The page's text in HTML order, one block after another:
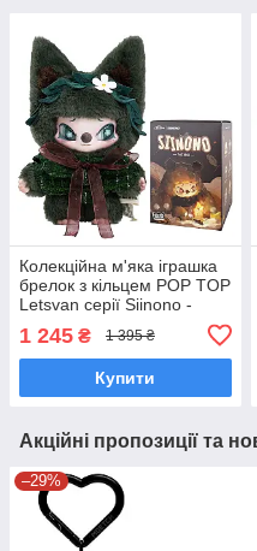
Колекційна м'яка іграшка
брелок з кільцем POP TOP
Letsvan серії Siinono -
Шепіт лісу Поп топ 17SN-
0602
1 245 ₴ 1 395 ₴
Купити
Акційні пропозиції та
–29%